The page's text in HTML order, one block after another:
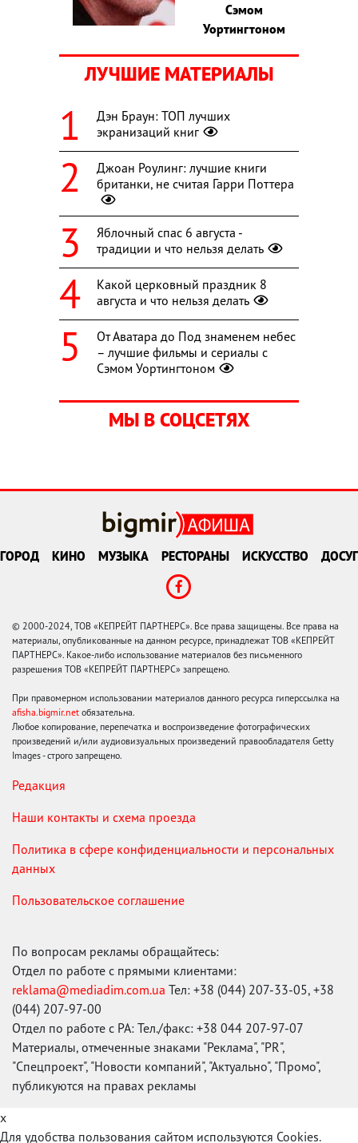
Сэмом
Уортингтоном
ЛУЧШИЕ МАТЕРИАЛЫ
Дэн Браун: ТОП лучших
экранизаций книг
Джоан Роулинг: лучшие книги
британки, не считая Гарри Поттера
Яблочный спас 6 августа -
традиции и что нельзя делать
Какой церковный праздник 8
августа и что нельзя делать
От Аватара до Под знаменем небес
– лучшие фильмы и сериалы с
Сэмом Уортингтоном
МЫ В СОЦСЕТЯХ
ГОРОД КИНО МУЗЫКА РЕСТОРАНЫ ИСКУССТВО ДОСУГ
© 2000-2024, ТОВ «КЕПРЕЙТ ПАРТНЕРС». Все права защищены. Все права на
материалы, опубликованные на данном ресурсе, принадлежат ТОВ «КЕПРЕЙТ
ПАРТНЕРС». Какое-либо использование материалов без письменного
разрешения ТОВ «КЕПРЕЙТ ПАРТНЕРС» запрещено.
При правомерном использовании материалов данного ресурса гиперссылка на
afisha.bigmir.net обязательна.
Любое копирование, перепечатка и воспроизведение фотографических
произведений и/или аудиовизуальных произведений правообладателя Getty
Images - строго запрещено.
Редакция
Наши контакты и схема проезда
Политика в сфере конфиденциальности и персональных
данных
Пользовательское соглашение
По вопросам рекламы обращайтесь:
Отдел по работе с прямыми клиентами:
reklama@mediadim.com.ua Тел: +38 (044) 207-33-05, +38
(044) 207-97-00
Отдел по работе с РА: Тел./факс: +38 044 207-97-07
Материалы, отмеченные знаками "Реклама", "PR",
"Спецпроект", "Новости компаний", "Актуально", "Промо",
публикуются на правах рекламы
x
Для удобства пользования сайтом используются Cookies.